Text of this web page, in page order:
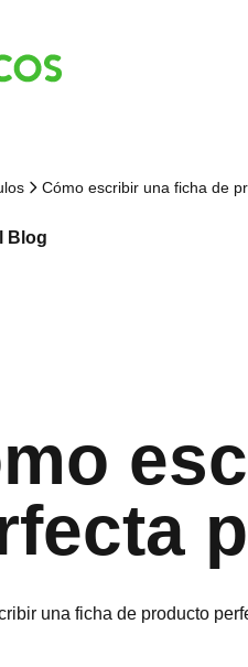
Cómo escribir una ficha de
Blog